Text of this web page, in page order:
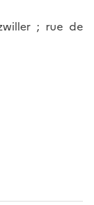
; rue de